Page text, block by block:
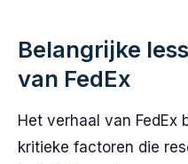
Belangrijke
van FedEx
Het verhaal van FedEx
kritieke factoren die